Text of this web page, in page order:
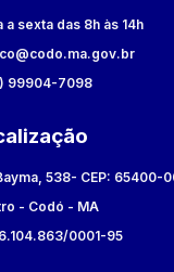
a sexta das 8h às 14h
99904-7098
538- CEP: 65400-
- Codó - MA
0001-95